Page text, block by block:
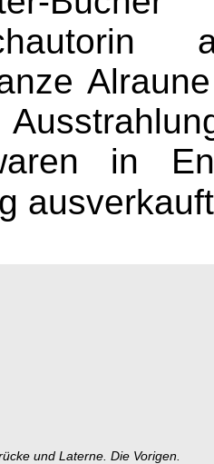
in
und Laterne. Die Vorigen.